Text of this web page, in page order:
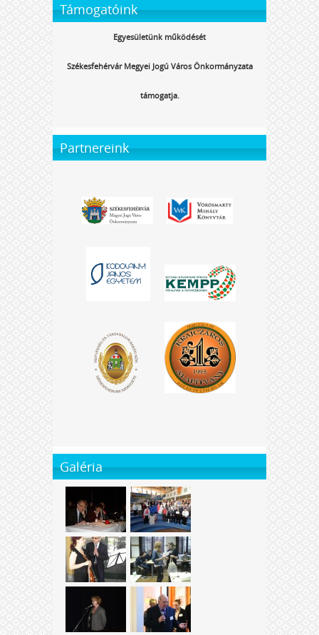
Támogatóink
Egyesületünk működését
Székesfehérvár Megyei Jogú Város Önkormányzata
támogatja.
Partnereink
Galéria